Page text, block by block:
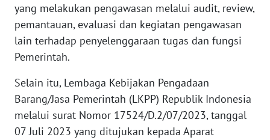
yang melakukan pengawasan melalui audit, review,
pemantauan, evaluasi dan kegiatan pengawasan
lain terhadap penyelenggaraan tugas dan fungsi
Pemerintah.
Selain itu, Lembaga Kebijakan Pengadaan
Barang/Jasa Pemerintah (LKPP) Republik Indonesia
melalui surat Nomor 17524/D.2/07/2023, tanggal
07 Juli 2023 yang ditujukan kepada Aparat
WN
SUMUT
WN
WN
JABAR